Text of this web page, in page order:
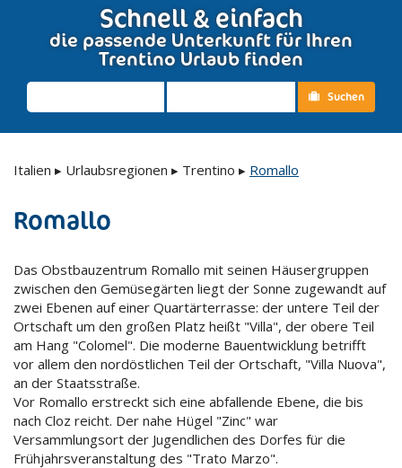
Schnell & einfach
die passende Unterkunft für Ihren
Trentino Urlaub finden
Suchen
Italien ▸ Urlaubsregionen ▸ Trentino ▸ Romallo
Romallo
Das Obstbauzentrum Romallo mit seinen Häusergruppen
zwischen den Gemüsegärten liegt der Sonne zugewandt auf
zwei Ebenen auf einer Quartärterrasse: der untere Teil der
Ortschaft um den großen Platz heißt "Villa", der obere Teil
am Hang "Colomel". Die moderne Bauentwicklung betrifft
vor allem den nordöstlichen Teil der Ortschaft, "Villa Nuova",
an der Staatsstraße.
Vor Romallo erstreckt sich eine abfallende Ebene, die bis
nach Cloz reicht. Der nahe Hügel "Zinc" war
Versammlungsort der Jugendlichen des Dorfes für die
Frühjahrsveranstaltung des "Trato Marzo".